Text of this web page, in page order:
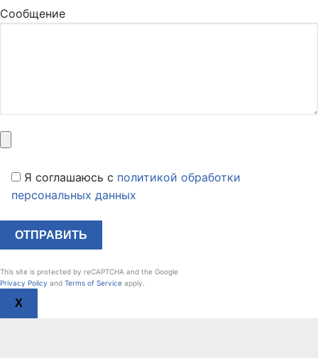
Сообщение
Я соглашаюсь c политикой обработки
персональных данных
This site is protected by reCAPTCHA and the Google
Privacy Policy and Terms of Service apply.
X